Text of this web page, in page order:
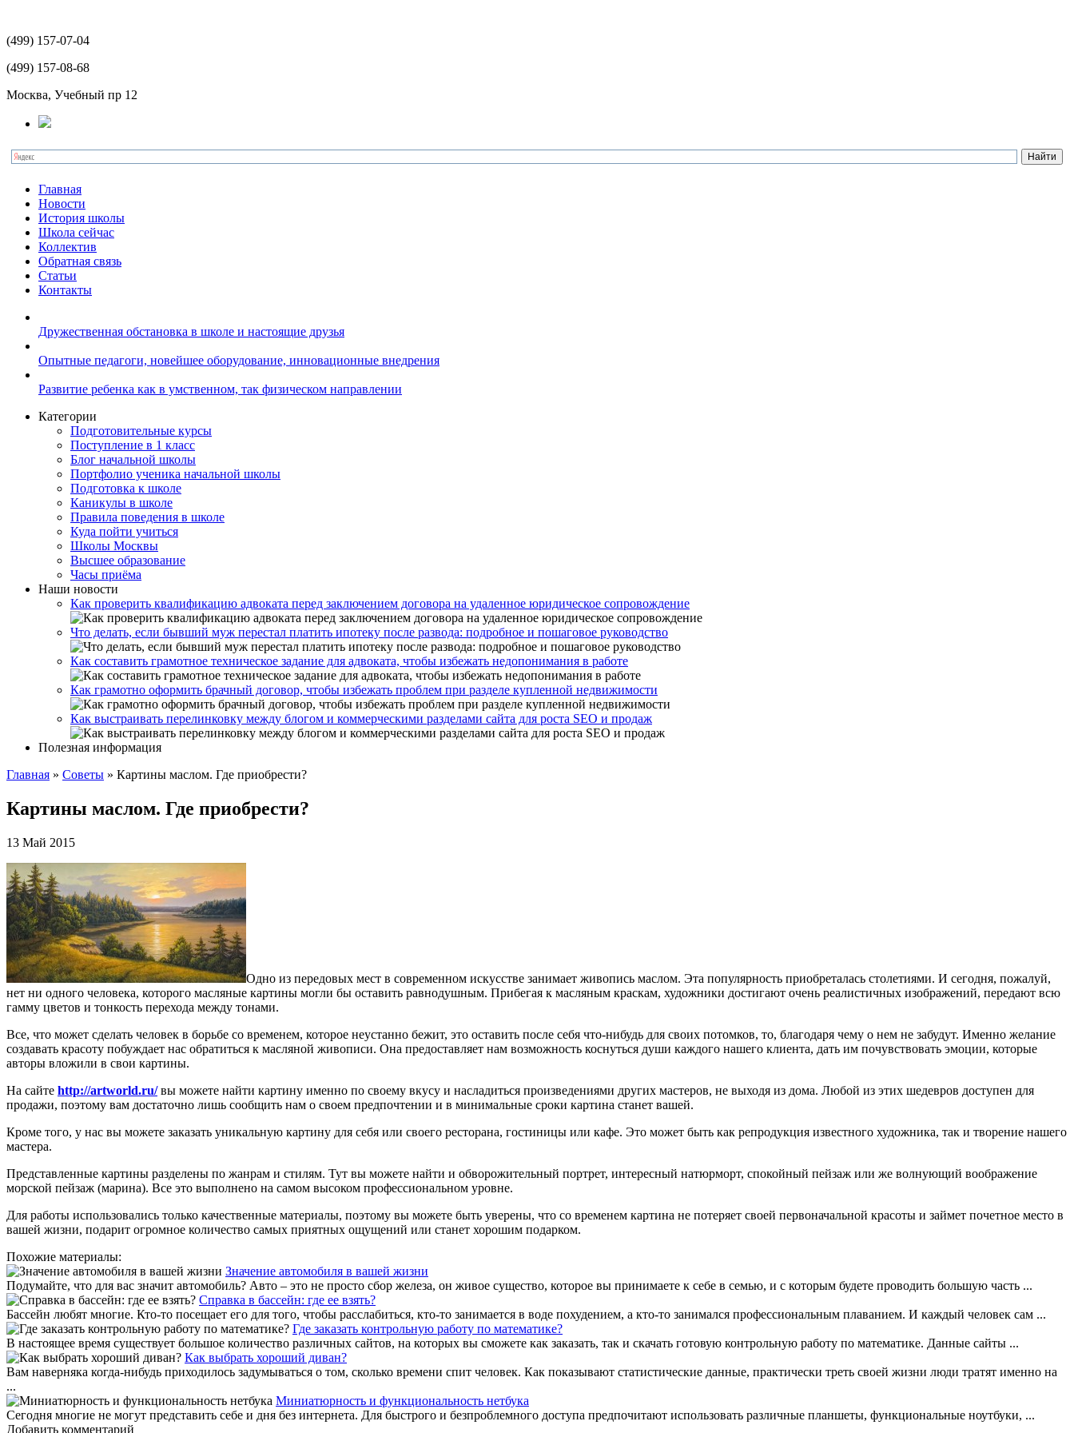
(499) 157-07-04
(499) 157-08-68
Москва, Учебный пр 12
Главная
Новости
История школы
Школа сейчас
Коллектив
Обратная связь
Статьи
Контакты
Дружественная обстановка в школе и настоящие друзья
Опытные педагоги, новейшее оборудование, инновационные внедрения
Развитие ребенка как в умственном, так физическом направлении
Категории
Подготовительные курсы
Поступление в 1 класс
Блог начальной школы
Портфолио ученика начальной школы
Подготовка к школе
Каникулы в школе
Правила поведения в школе
Куда пойти учиться
Школы Москвы
Высшее образование
Часы приёма
Наши новости
Как проверить квалификацию адвоката перед заключением договора на удаленное юридическое сопровождение
Что делать, если бывший муж перестал платить ипотеку после развода: подробное и пошаговое руководство
Как составить грамотное техническое задание для адвоката, чтобы избежать недопонимания в работе
Как грамотно оформить брачный договор, чтобы избежать проблем при разделе купленной недвижимости
Как выстраивать перелинковку между блогом и коммерческими разделами сайта для роста SEO и продаж
Полезная информация
Главная » Советы » Картины маслом. Где приобрести?
Картины маслом. Где приобрести?
13 Май 2015
Одно из передовых мест в современном искусстве занимает живопись маслом. Эта популярность приобреталась столетиями. И сегодня, пожалуй,
нет ни одного человека, которого масляные картины могли бы оставить равнодушным. Прибегая к масляным краскам, художники достигают очень реалистичных изображений, передают всю
гамму цветов и тонкость перехода между тонами.
Все, что может сделать человек в борьбе со временем, которое неустанно бежит, это оставить после себя что-нибудь для своих потомков, то, благодаря чему о нем не забудут. Именно желание
создавать красоту побуждает нас обратиться к масляной живописи. Она предоставляет нам возможность коснуться души каждого нашего клиента, дать им почувствовать эмоции, которые
авторы вложили в свои картины.
На сайте http://artworld.ru/вы можете найти картину именно по своему вкусу и насладиться произведениями других мастеров, не выходя из дома. Любой из этих шедевров доступен для
продажи, поэтому вам достаточно лишь сообщить нам о своем предпочтении и в минимальные сроки картина станет вашей.
Кроме того, у нас вы можете заказать уникальную картину для себя или своего ресторана, гостиницы или кафе. Это может быть как репродукция известного художника, так и творение нашего
мастера.
Представленные картины разделены по жанрам и стилям. Тут вы можете найти и обворожительный портрет, интересный натюрморт, спокойный пейзаж или же волнующий воображение
морской пейзаж (марина). Все это выполнено на самом высоком профессиональном уровне.
Для работы использовались только качественные материалы, поэтому вы можете быть уверены, что со временем картина не потеряет своей первоначальной красоты и займет почетное место в
вашей жизни, подарит огромное количество самых приятных ощущений или станет хорошим подарком.
Похожие материалы:
Значение автомобиля в вашей жизни
Подумайте, что для вас значит автомобиль? Авто – это не просто сбор железа, он живое существо, которое вы принимаете к себе в семью, и с которым будете проводить большую часть ...
Справка в бассейн: где ее взять?
Бассейн любят многие. Кто-то посещает его для того, чтобы расслабиться, кто-то занимается в воде похудением, а кто-то занимался профессиональным плаванием. И каждый человек сам ...
Где заказать контрольную работу по математике?
В настоящее время существует большое количество различных сайтов, на которых вы сможете как заказать, так и скачать готовую контрольную работу по математике. Данные сайты ...
Как выбрать хороший диван?
Вам наверняка когда-нибудь приходилось задумываться о том, сколько времени спит человек. Как показывают статистические данные, практически треть своей жизни люди тратят именно на
...
Миниатюрность и функциональность нетбука
Сегодня многие не могут представить себе и дня без интернета. Для быстрого и безпроблемного доступа предпочитают использовать различные планшеты, функциональные ноутбуки, ...
Добавить комментарий